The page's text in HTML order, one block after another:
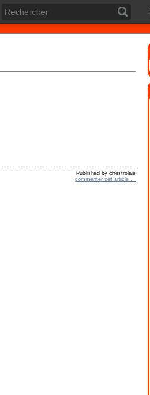
Published by chestrolais
commenter cet article